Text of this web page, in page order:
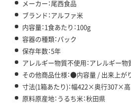
メーカー：尾西食品
ブランド：アルファ米
内容量：1食あたり：100g
容器の種類：パック
保存年数：5年
アレルギー物質不使用：アレルギー
その他商品仕様：●内容量 / 出来上が
寸法(1箱あたり)：幅422×奥行307×
原料原産地：うるち米：秋田県